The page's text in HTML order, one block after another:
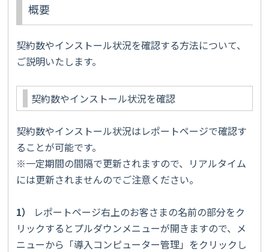
概要
契約数やインストール状況を確認する方法について、
ご説明いたします。
契約数やインストール状況を確認
契約数やインストール状況はレポートページで確認す
ることが可能です。
※一定期間の間隔で更新されますので、リアルタイム
には更新されませんのでご注意ください。
1）
レポートページ右上のお客さまの名前の部分をク
リックするとプルダウンメニューが開きますので、メ
ニューから「導入コンピューター管理」をクリックし